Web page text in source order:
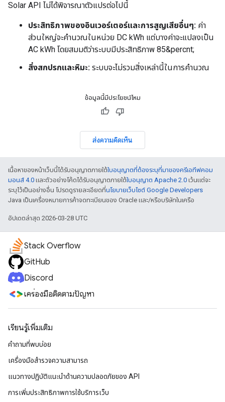
Solar API ไม่ได้พิจารณาตัวแปรต่อไปนี้
ประสิทธิภาพของอินเวอร์เตอร์และการสูญเสียอื่นๆ: ค่า
ส่วนใหญ่จะคำนวณในหน่วย DC kWh แต่บางค่าจะแปลงเป็น
AC kWh โดยสมมติว่าระบบมีประสิทธิภาพ 85&percnt;
สิ่งสกปรกและหิมะ: ระบบจะไม่รวมสิ่งเหล่านี้ในการคำนวณ
ข้อมูลนี้มีประโยชน์ไหม
ส่งความคิดเห็น
เนื้อหาของหน้าเว็บนี้ได้รับอนุญาตภายใต้ใบอนุญาตที่ต้องระบุที่มาของครีเอทีฟคอม
มอนส์ 4.0 และตัวอย่างโค้ดได้รับอนุญาตภายใต้ใบอนุญาต Apache 2.0 เว้นแต่จะ
ระบุไว้เป็นอย่างอื่น โปรดดูรายละเอียดที่นโยบายเว็บไซต์ Google Developers
Java เป็นเครื่องหมายการค้าจดทะเบียนของ Oracle และ/หรือบริษัทในเครือ
อัปเดตล่าสุด 2026-03-28 UTC
Stack Overflow
GitHub
Discord
เครื่องมือติดตามปัญหา
เรียนรู้เพิ่มเติม
คำถามที่พบบ่อย
เครื่องมือสำรวจความสามารถ
แนวทางปฏิบัติแนะนําด้านความปลอดภัยของ API
การเพิ่มประสิทธิภาพการใช้บริการเว็บ